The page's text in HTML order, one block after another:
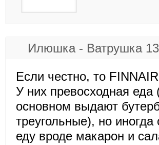
Илюшка - Ватрушка
Если честно, то
У них превосходная
основном выдают
треугольные), но
еду вроде макарон и